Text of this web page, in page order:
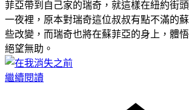
菲亞帶到自己家的瑞奇，就這樣在紐約街
一夜裡，原本對瑞奇這位叔叔有點不滿的
些改變，而瑞奇也將在蘇菲亞的身上，體
絕望無助。
繼續閱讀